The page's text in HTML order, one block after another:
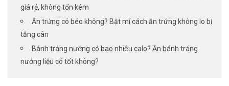
giá rẻ, không tốn kém
Ăn trứng có béo không? Bật mí cách ăn trứng không lo bị
tăng cân
Bánh tráng nướng có bao nhiêu calo? Ăn bánh tráng
nướng liệu có tốt không?